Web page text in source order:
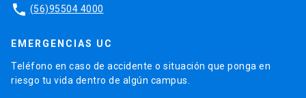
phone (56)95504 4000
EMERGENCIAS UC
Teléfono en caso de accidente o situación que ponga en
riesgo tu vida dentro de algún campus.